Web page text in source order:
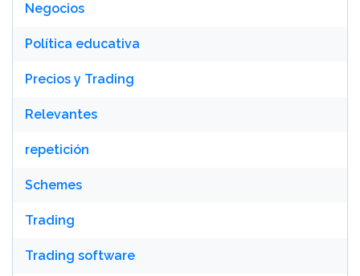
Negocios
Política educativa
Precios y Trading
Relevantes
repetición
Schemes
Trading
Trading software